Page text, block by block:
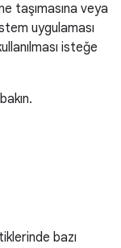
taşımasına veya
uygulaması
isteğe
bazı